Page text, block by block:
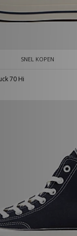
SNEL KOPEN
70 Hi